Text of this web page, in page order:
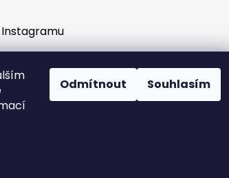
Odmítnout Souhlasím
předobjednávky a sloučení objednávek?